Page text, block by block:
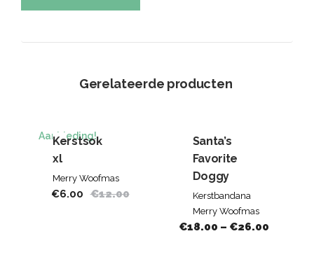
Gerelateerde producten
Aanbieding!
Kerstsok
xl
Merry Woofmas
€12.00
€6.00
Santa’s
Favorite
Doggy
Kerstbandana
Merry Woofmas
€18.00 – €26.00